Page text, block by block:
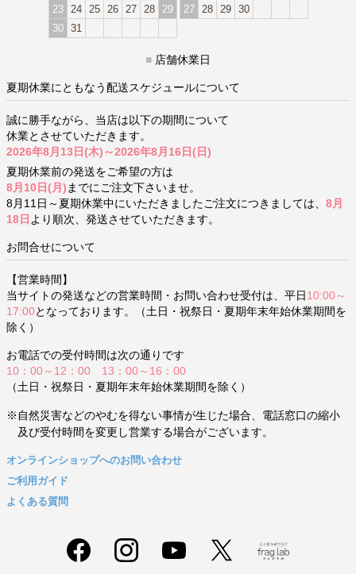
23 24 25 26 27 28
29
30 31
27 28 29 30
■ 店舗休業日
夏期休業にともなう配送スケジュールについて
誠に勝手ながら、当店は以下の期間について
休業とさせていただきます。
2026年8月13日(木)～2026年8月16日(日)
夏期休業前の発送をご希望の方は
8月10日(月) までにご注文下さいませ。
8月11日～夏期休業中にいただきましたご注文につきましては、 8月
18日 より順次、発送させていただきます。
お問合せについて
【営業時間】
当サイトの発送などの営業時間・お問い合わせ受付は、平日 10:00～
17:00となっております。（土日・祝祭日・夏期年末年始休業期間を
除く）
お電話での受付時間は次の通りです
10：00～12：00 13：00～16：00
（土日・祝祭日・夏期年末年始休業期間を除く）
※自然災害などのやむを得ない事情が生じた場合、電話窓口の縮小
及び受付時間を変更し営業する場合がございます。
オンラインショップへのお問い合わせ
ご利用ガイド
よくある質問